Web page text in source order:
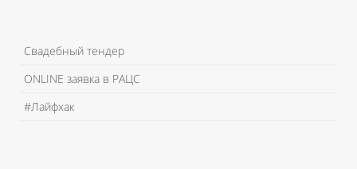
Свадебный тендер
ONLINE заявка в РАЦС
#Лайфхак